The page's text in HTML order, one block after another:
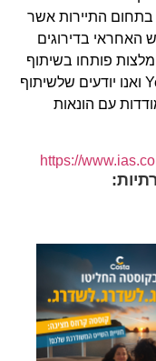
בתחום התיירות אשר
בדירוגים
פותחו בשיתוף
פעולה עם TripAdvisor ,Minube ו- Yelp ואנו יודעים שלשיתוף
עם הונאות
https://